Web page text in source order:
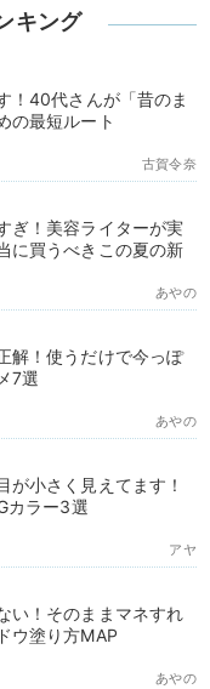
キング
！40代さんが「昔のま
の最短ルート
古賀令奈
ぎ！美容ライターが実
に買うべきこの夏の新
あやの
解！使うだけで今っぽ
7選
あやの
が小さく見えてます！
カラー3選
アヤ
い！そのままマネすれ
ウ塗り方MAP
あやの